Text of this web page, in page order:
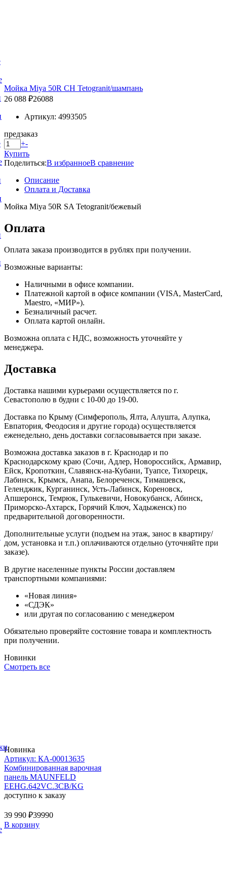
Мойка Miya 50R CH Tetogranit/шампань
26 088 ₽26088
Артикул: 4993505
предзаказ
+-
Купить
Поделиться:В избранноеВ сравнение
Описание
Оплата и Доставка
Мойка Miya 50R SA Tetogranit/бежевый
Оплата
Оплата заказа производится в рублях при получении.
Возможные варианты:
Наличными в офисе компании.
Платежной картой в офисе компании (VISA, MasterCard,
Maestro, «МИР»).
Безналичный расчет.
Оплата картой онлайн.
Возможна оплата с НДС, возможность уточняйте у
менеджера.
Доставка
Доставка нашими курьерами осуществляется по г.
Севастополю в будни с 10-00 до 19-00.
Доставка по Крыму (Симферополь, Ялта, Алушта, Алупка,
Евпатория, Феодосия и другие города) осуществляется
еженедельно, день доставки согласовывается при заказе.
Возможна доставка заказов в г. Краснодар и по
Краснодарскому краю (Сочи, Адлер, Новороссийск, Армавир,
Ейск, Кропоткин, Славянск-на-Кубани, Туапсе, Тихорецк,
Лабинск, Крымск, Анапа, Белореченск, Тимашевск,
Геленджик, Курганинск, Усть-Лабинск, Кореновск,
Апшеронск, Темрюк, Гулькевичи, Новокубанск, Абинск,
Приморско-Ахтарск, Горячий Ключ, Хадыженск) по
предварительной договоренности.
Дополнительные услуги (подъем на этаж, занос в квартиру/
дом, установка и т.п.) оплачиваются отдельно (уточняйте при
заказе).
В другие населенные пункты России доставляем
транспортными компаниями:
«Новая линия»
«СДЭК»
или другая по согласованию с менеджером
Обязательно проверяйте состояние товара и комплектность
при получении.
Новинки
Смотреть все
Новинка
Артикул: КА-00013635
Комбинированная варочная
панель MAUNFELD
EEHG.642VC.3CB/KG
доступно к заказу
39 990 ₽39990
В корзину